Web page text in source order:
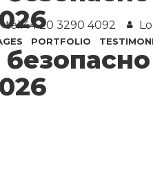
20 3290 4092
PORTFOLIO